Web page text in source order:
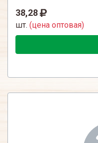
38,28
шт. (цена оптовая)